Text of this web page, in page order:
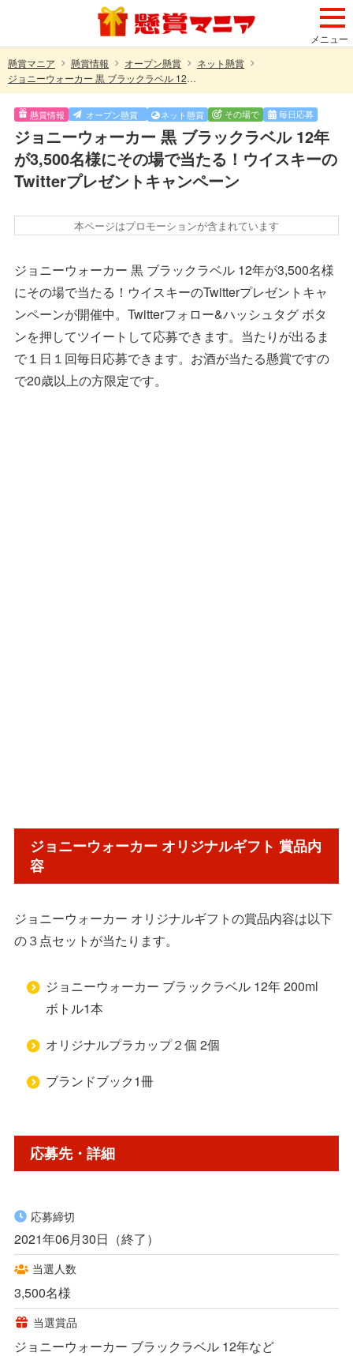
メニュー
懸賞マニア
懸賞情報 オープン懸賞
ネット懸賞
ジョニーウォーカー 黒 ブラックラベル 12年が3,500名様にその場で当たる！ウイスキーのTwitterプレゼントキャンペーン
懸賞情報 オープン懸賞 ネット懸賞 その場で 毎日応募
ジョニーウォーカー 黒 ブラックラベル 12年
が3,500名様にその場で当たる！ウイスキーの
Twitterプレゼントキャンペーン
本ページはプロモーションが含まれています
ジョニーウォーカー 黒 ブラックラベル 12年が3,500名様
にその場で当たる！ウイスキーのTwitterプレゼントキャ
ンペーンが開催中。Twitterフォロー&ハッシュタグ ボタ
ンを押してツイートして応募できます。当たりが出るま
で１日１回毎日応募できます。お酒が当たる懸賞ですの
で20歳以上の方限定です。
ジョニーウォーカー オリジナルギフト 賞品内
容
ジョニーウォーカー オリジナルギフトの賞品内容は以下
の３点セットが当たります。
ジョニーウォーカー ブラックラベル 12年 200ml
ボトル1本
オリジナルプラカップ２個 2個
ブランドブック1冊
応募先・詳細
応募締切
2021年06月30日（終了）
当選人数
3,500名様
当選賞品
ジョニーウォーカー ブラックラベル 12年など